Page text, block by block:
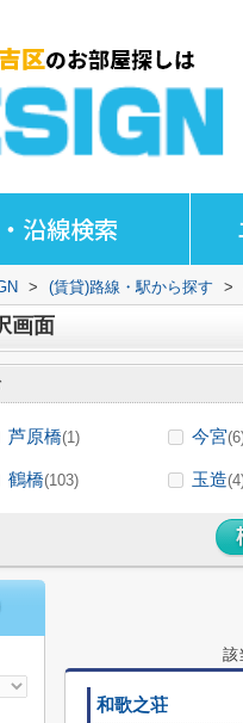
沿線検索
> (賃貸)路線・駅から探す >
画面
芦原橋(1) 今宮
鶴橋(103) 玉造
該
和歌之荘